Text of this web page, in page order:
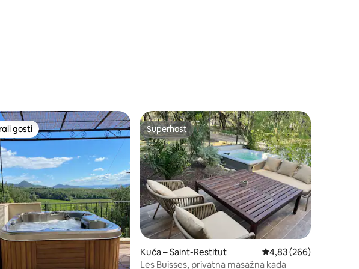
recenzija: 215
recenzija: 126
rangiranima s oznakom „Odabrali gosti”
gosti Superhost
Superhost
Kuća – Saint-Restitut Prosječna ocjena:
4,83 (266)
Les Buisses, privatna masažna kada